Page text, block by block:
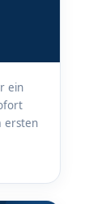
ein
ersten